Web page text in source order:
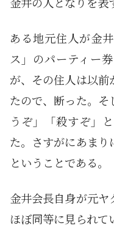
ある地元住人が金
ス」のパーティー
が、その住人は以前
たので、断った。そ
うぞ」「殺すぞ」
た。さすがにあまり
ということである。
金井会長自身が元ヤ
ほぼ同等に見られて